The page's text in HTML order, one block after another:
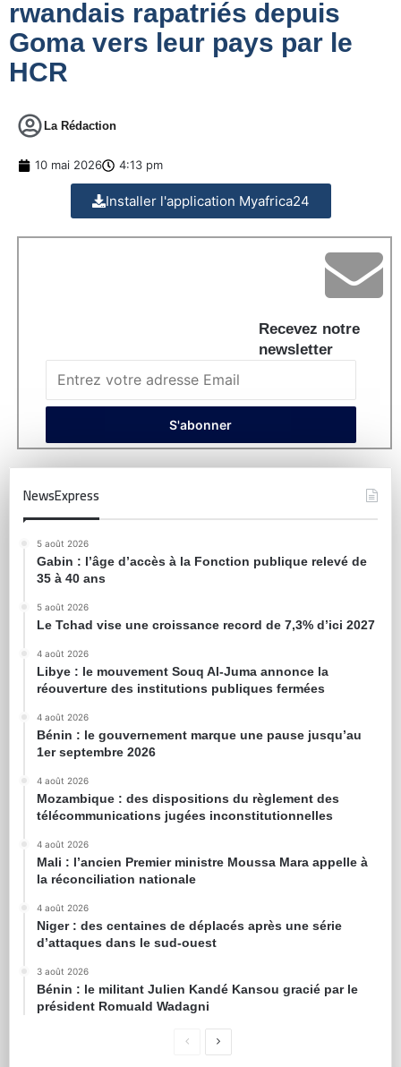
rwandais rapatriés depuis
Goma vers leur pays par le
HCR
La Rédaction
10 mai 2026 4:13 pm
Installer l'application Myafrica24
Recevez notre
newsletter
NewsExpress
5 août 2026
Gabin : l’âge d’accès à la Fonction publique relevé de
35 à 40 ans
5 août 2026
Le Tchad vise une croissance record de 7,3% d’ici 2027
4 août 2026
Libye : le mouvement Souq Al-Juma annonce la
réouverture des institutions publiques fermées
4 août 2026
Bénin : le gouvernement marque une pause jusqu’au
1er septembre 2026
4 août 2026
Mozambique : des dispositions du règlement des
télécommunications jugées inconstitutionnelles
4 août 2026
Mali : l’ancien Premier ministre Moussa Mara appelle à
la réconciliation nationale
4 août 2026
Niger : des centaines de déplacés après une série
d’attaques dans le sud-ouest
3 août 2026
Bénin : le militant Julien Kandé Kansou gracié par le
président Romuald Wadagni